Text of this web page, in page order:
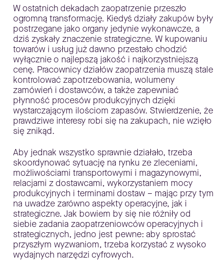
W ostatnich dekadach zaopatrzenie przeszło
ogromną transformację. Kiedyś działy zakupów były
postrzegane jako organy jedynie wykonawcze, a
dziś zyskały znaczenie strategiczne. W kupowaniu
towarów i usług już dawno przestało chodzić
wyłącznie o najlepszą jakość i najkorzystniejszą
cenę. Pracownicy działów zaopatrzenia muszą stale
kontrolować zapotrzebowania, wolumeny
zamówień i dostawców, a także zapewniać
płynność procesów produkcyjnych dzięki
wystarczającym ilościom zapasów. Stwierdzenie, że
prawdziwe interesy robi się na zakupach, nie wzięło
się znikąd.
Aby jednak wszystko sprawnie działało, trzeba
skoordynować sytuację na rynku ze zleceniami,
możliwościami transportowymi i magazynowymi,
relacjami z dostawcami, wykorzystaniem mocy
produkcyjnych i terminami dostaw – mając przy tym
na uwadze zarówno aspekty operacyjne, jak i
strategiczne. Jak bowiem by się nie różniły od
siebie zadania zaopatrzeniowców operacyjnych i
strategicznych, jedno jest pewne: aby sprostać
przyszłym wyzwaniom, trzeba korzystać z wysoko
wydajnych narzędzi cyfrowych.